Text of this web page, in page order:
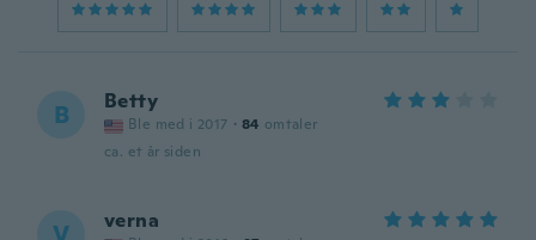
B Betty
Ble med i 2017 · 84 omtaler
ca. et år siden
verna